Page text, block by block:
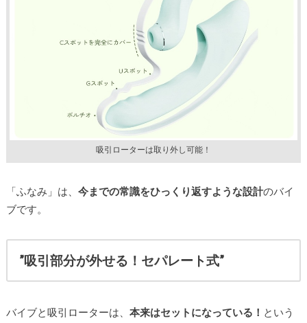
吸引ローターは取り外し可能！
「ふなみ」は、 今までの常識をひっくり返すような設計のバイ
ブです。
”吸引部分が外せる！セパレート式”
バイブと吸引ローターは、 本来はセットになっている！ という